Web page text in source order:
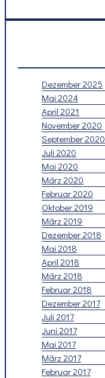
Dezember 2025
Mai 2024
April 2021
November 2020
September 2020
Juli 2020
Mai 2020
März 2020
Februar 2020
Oktober 2019
März 2019
Dezember 2018
Mai 2018
April 2018
März 2018
Februar 2018
Dezember 2017
Juli 2017
Juni 2017
Mai 2017
März 2017
Februar 2017